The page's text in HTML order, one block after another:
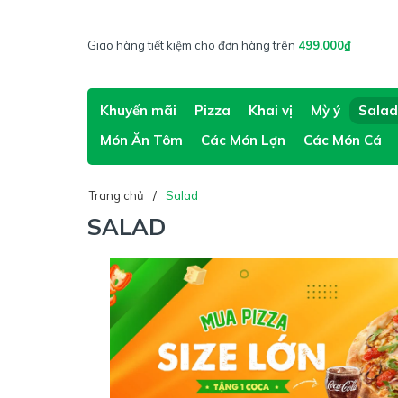
Giao hàng tiết kiệm cho đơn hàng trên 499.000₫
Khuyến mãi Pizza Khai vị Mỳ ý Salad
Món Ăn Tôm
Các Món Lợn Các Món Cá
Trang chủ Salad
SALAD